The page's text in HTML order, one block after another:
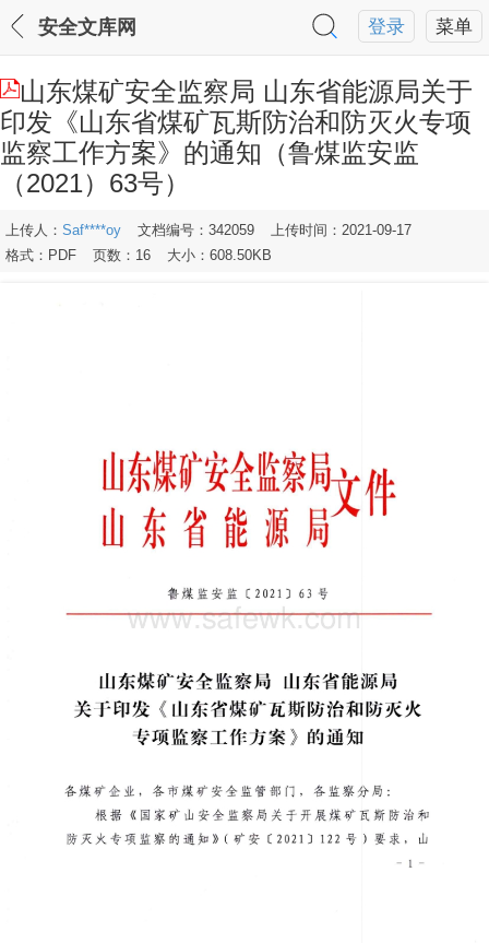
菜单
登录
安全文库网
山东煤矿安全监察局 山东省能源局关于
印发《山东省煤矿瓦斯防治和防灭火专项
监察工作方案》的通知（鲁煤监安监
（2021）63号）
上传人： Saf****oy 文档编号：342059
上传时间：2021-09-17
格式：PDF
页数：16 大小：608.50KB